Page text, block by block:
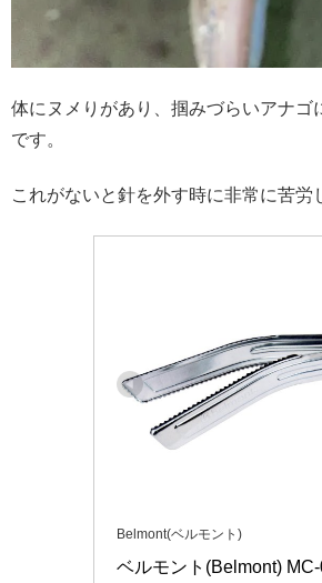
体にヌメりがあり、掴みづらいアナゴ
です。
これがないと針を外す時に非常に苦労
Belmont(ベルモント)
ベルモント(Belmont) MC-